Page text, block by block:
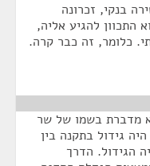
בנקי, זכרונה
להגיע אליה,
כלומר, זה כבר קרה.
מדברת בשמו של שר
גידול בתקנה בין
היה הגידול. הדרך